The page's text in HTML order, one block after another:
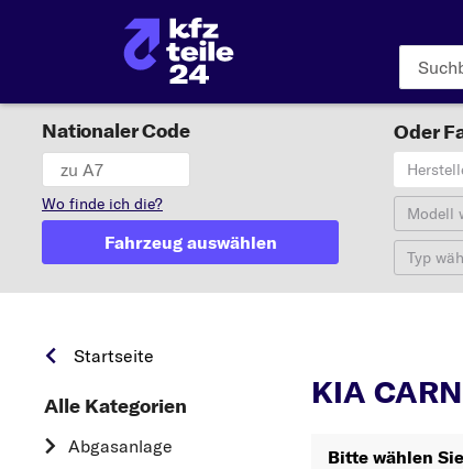
Nationaler Code
Wo finde ich die?
Fahrzeug auswählen
Oder
Modell
Typ
Startseite
Alle Kategorien
Abgasanlage
KIA
Bitte wählen